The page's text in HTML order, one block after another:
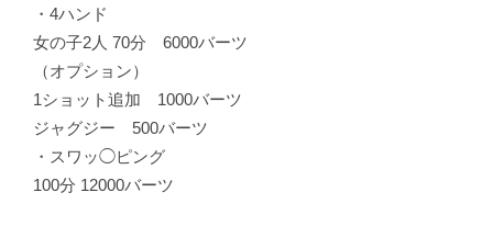
・4ハンド
女の子2人 70分 6000バーツ
（オプション）
1ショット追加 1000バーツ
ジャグジー 500バーツ
・スワッ◯ピング
100分 12000バーツ